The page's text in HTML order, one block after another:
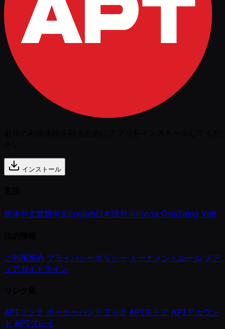
インストール
简体中文繁體中文English日本語한국어ภาษาไทยTiếng Việt
ご利用規約 プライバシーポリシー トーナメントルール メデ
ィアガイドライン
APTリンク ポーカーハンドブック APTストア APTアカウン
ト APTプレイ